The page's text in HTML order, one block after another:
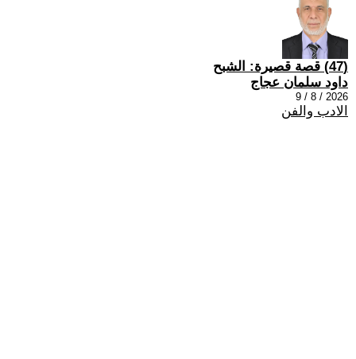
(47) قصة قصيرة: الشبح
داود سلمان عجاج
2026 / 8 / 9
الادب والفن